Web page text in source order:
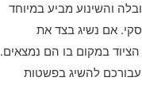
והשינוע מביע במיוחד
אם נשיג בצד את
במקום בו הם נמצאים.
עבורכם להשיג בפשטות